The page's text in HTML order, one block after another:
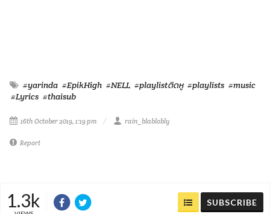
#yarinda #EpikHigh #NELL #playlistติดหู #playlists #music
#Lyrics #thaisub
16th October 2019, 1:19 pm rain_blablobly
Report
1.3k SUBSCRIBE